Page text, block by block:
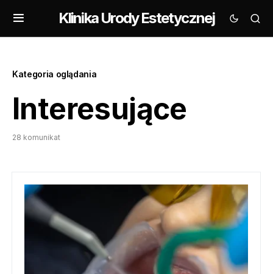
Klinika Urody Estetycznej
Kategoria oglądania
Interesujące
28 komunikat